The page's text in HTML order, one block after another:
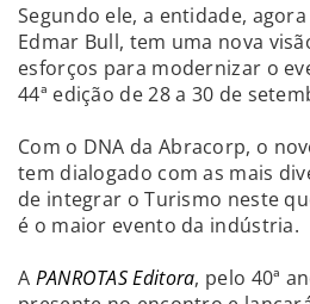
Segundo ele, a entidade,
Edmar Bull, tem uma nova
esforços para modernizar o
44ª edição de 28 a 30 de
Com o DNA da Abracorp, o
tem dialogado com as mais
de integrar o Turismo neste
é o maior evento da indústria.
A PANROTAS Editora, pelo 40ª